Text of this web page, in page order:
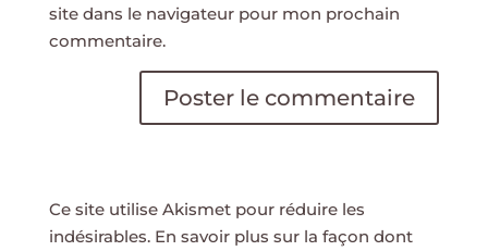
site dans le navigateur pour mon prochain
commentaire.
Ce site utilise Akismet pour réduire les
indésirables. En savoir plus sur la façon dont